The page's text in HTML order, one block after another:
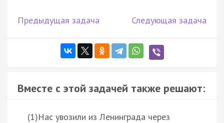
Предыдущая задача Следующая задача
Вместе с этой задачей также решают:
(1)Нас увозили из Ленинграда через